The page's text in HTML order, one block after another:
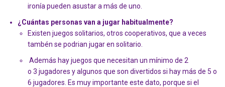
ironía pueden asustar a más de uno.
¿Cuántas personas van a jugar habitualmente?
Existen juegos solitarios, otros cooperativos, que a veces
tambén se podrian jugar en solitario.
Además hay juegos que necesitan un mínimo de 2
o 3 jugadores y algunos que son divertidos si hay más de 5 o
6 jugadores. Es muy importante este dato, porque si el